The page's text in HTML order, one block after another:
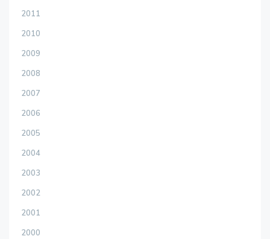
2011
2010
2009
2008
2007
2006
2005
2004
2003
2002
2001
2000